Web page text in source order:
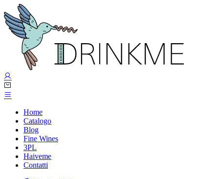
Home
Catalogo
Blog
Fine Wines
3PL
Haiveme
Contatti